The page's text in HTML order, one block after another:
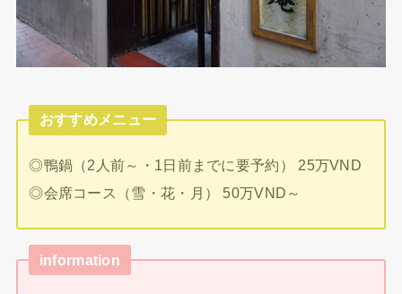
おすすめメニュー
◎鴨鍋（2人前～・1日前までに要予約） 25万VND
◎会席コース（雪・花・月） 50万VND～
information